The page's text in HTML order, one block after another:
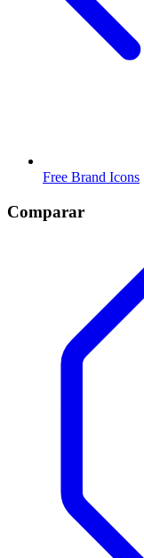
Free Brand Icons
Comparar